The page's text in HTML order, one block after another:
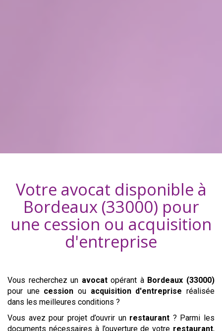
Votre avocat disponible à
Bordeaux (33000) pour
une cession ou acquisition
d'entreprise
Vous recherchez un avocatopérant à Bordeaux (33000)
pour unecessionou acquisition d'entreprise réalisée
dans les meilleures conditions ?
Vous avez pour projet d’ouvrir un restaurant ? Parmi les
documents nécessaires à l’ouverture de votre restaurant,